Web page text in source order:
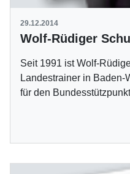
29.12.2014
Wolf-Rüdiger
Seit 1991 ist Wolf-
Landestrainer in Baden-
für den